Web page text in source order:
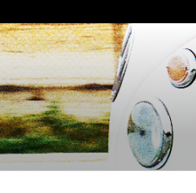
コ
ン
テ
ン
ツ
へ
ス